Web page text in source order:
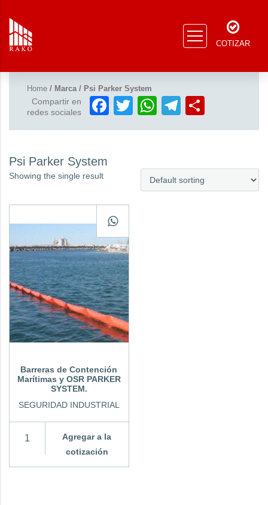
COTIZAR
Home / Marca / Psi Parker System
Compartir en
redes sociales
Facebook
TwitterWhatsApp
Telegram
Psi Parker System
Showing the single result
Barreras de Contención
Marítimas y OSR PARKER
SYSTEM.
SEGURIDAD INDUSTRIAL
Agregar a la
cotización